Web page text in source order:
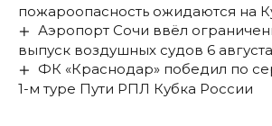
пожароопасность ожидаются на
Аэропорт Сочи ввёл
выпуск воздушных судов 6 августа
ФК «Краснодар» победил по
1-м туре Пути РПЛ Кубка России